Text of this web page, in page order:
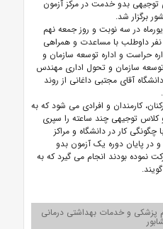
بدو خدمت در مرکز آزمون
برگزار شد.
در سه نوبت و روز جمعه نهم
شهریورماه در دو نوبت با حضور ۱۶۲ نفر داوطلب با مساعدت و همراهی
حراست و اداره توسعه سازمان و
توسعه سازمان و تحول اداری مهندس
آقای مجتبی داغانی از روند
کارمندان و افرادی می شود که به
کلاس توجیهی چند ساعته را سپری
کار در دانشگاه و مراکز
در پایان دوره یک آزمون بدو
نموده‌ بودند انجام می گیرد که به
پزشکی و خدمات بهداشتی درمانی